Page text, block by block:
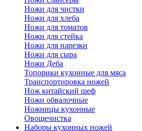
Ножи для чистки
Ножи для хлеба
Ножи для томатов
Ножи для стейка
Ножи для нарезки
Ножи для сыра
Ножи Деба
Топорики кухонные для мяса
Транспортировка ножей
Нож китайский шеф
Ножи обвалочные
Ножницы кухонные
Овощечистка
Наборы кухонных ножей